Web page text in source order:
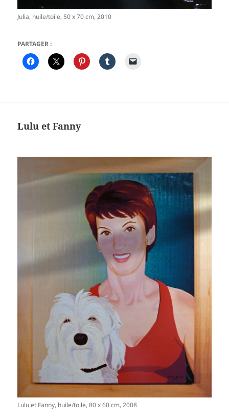
Julia, huile/toile, 50 x 70 cm, 2010
PARTAGER :
Lulu et Fanny
Lulu et Fanny, huile/toile, 80 x 60 cm, 2008